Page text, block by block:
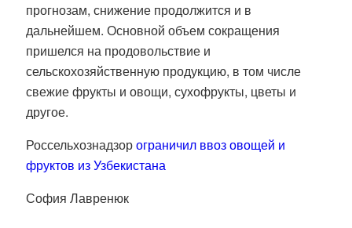
прогнозам, снижение продолжится и в
дальнейшем. Основной объем сокращения
пришелся на продовольствие и
сельскохозяйственную продукцию, в том числе
свежие фрукты и овощи, сухофрукты, цветы и
другое.
Россельхознадзорограничил ввоз овощей и
фруктов из Узбекистана
София Лавренюк